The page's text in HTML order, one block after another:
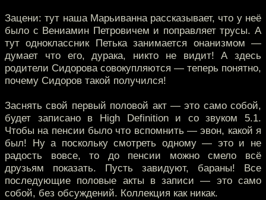
Зацени: тут наша Марьиванна рассказывает, что у неё
было с Вениамин Петровичем и поправляет трусы. А
тут одноклассник Петька занимается онанизмом —
думает что его, дурака, никто не видит! А здесь
родители Сидорова совокупляются — теперь понятно,
почему Сидоров такой получился!
Заснять свой первый половой акт — это само собой,
будет записано в High Definition и со звуком 5.1.
Чтобы на пенсии было что вспомнить — эвон, какой я
был! Ну а поскольку смотреть одному — это и не
радость вовсе, то до пенсии можно смело всё
друзьям показать. Пусть завидуют, бараны! Все
последующие половые акты в записи — это само
собой, без обсуждений. Коллекция как никак.